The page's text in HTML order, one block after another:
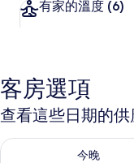
有家的溫度 (6)
客房選項
查看這些日期的供
今晚
查看今晚 (8月 7 - 8月